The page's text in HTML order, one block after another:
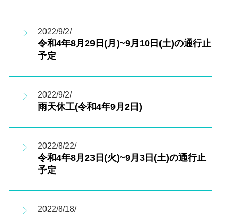
2022/9/2/
令和4年8月29日(月)~9月10日(土)の通行止
予定
2022/9/2/
雨天休工(令和4年9月2日)
2022/8/22/
令和4年8月23日(火)~9月3日(土)の通行止
予定
2022/8/18/